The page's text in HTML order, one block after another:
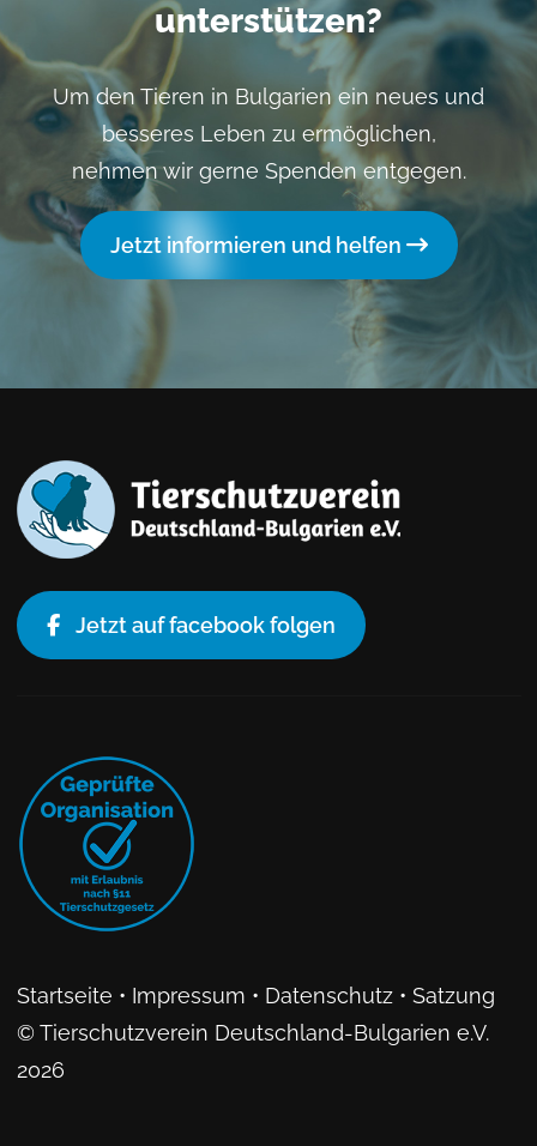
unterstützen?
Um den Tieren in Bulgarien ein neues und
besseres Leben zu ermöglichen,
nehmen wir gerne Spenden entgegen.
Jetzt informieren und helfen
Jetzt auf facebook folgen
Startseite • Impressum • Datenschutz• Satzung
© Tierschutzverein Deutschland-Bulgarien e.V.
2026